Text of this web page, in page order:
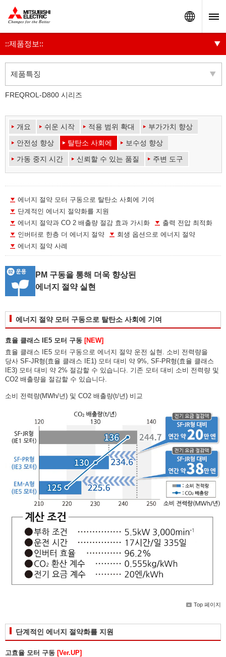
::제품정보::
제품특징
FREQROL-D800 시리즈
개요 쉬운 시작 적용 범위 확대
부가가치 향상
안전성 향상
탈탄소 사회에
보수성 향상
가동 중지 시간
신뢰할 수 있는 품질 주변 도구
에너지 절약 모터 구동으로 탈탄소 사회에 기여
단계적인 에너지 절약화를 지원
에너지 절약과 CO 2 배출량 절감 효과 가시화
출력 전압 최적화
인버터로 한층 더 에너지 절약
회생 옵션으로 에너지 절약
에너지 절약 사례
PM 구동을 통해 더욱 향상된
에너지 절약 실현
에너지 절약 모터 구동으로 탈탄소 사회에 기여
효율 클래스 IE5 모터 구동 [NEW]
효율 클래스 IE5 모터 구동으로 에너지 절약 운전 실현. 소비 전력량을
당사 SF-JR형(효율 클래스 IE1) 모터 대비 약 9%, SF-PR형(효율 클래스
IE3) 모터 대비 약 2% 절감할 수 있습니다. 기존 모터 대비 소비 전력량 및
CO2 배출량을 절감할 수 있습니다.
소비 전력량(MWh/년) 및 CO2 배출량(t/년) 비교
Top 페이지
단계적인 에너지 절약화를 지원
고효율 모터 구동 [Ver.UP]